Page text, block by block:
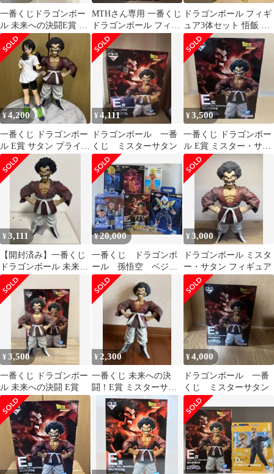
一番くじドラゴンボー
ル 未来への決闘E賞 ミ
スター・サタン
MASTERLISE
MTHさん専用 一番くじ
ドラゴンボール フィギ
ュア 3種セット
ドラゴンボール フィギ
ュア3体セット 悟飯 サ
タン ビーデル
¥4,200
一番くじ ドラゴンボー
ル E賞 サタン プライズ
景品 ビーデル フィギュ
ア
¥4,111
ドラゴンボール 一番
くじ ミスターサタン
¥3,500
一番くじ ドラゴンボー
ル E賞 ミスター・サタ
ン MASTERLISE
¥3,111
【開封済み】一番くじ
ドラゴンボール 未来へ
の決闘E賞ミスター・
サタン
¥20,000
一番くじ ドラゴンボ
ール 孫悟空 ベジー
タ アクリルロゴ セ
ット
¥3,000
ドラゴンボール ミスタ
ー・サタン フィギュア
¥3,500
一番くじ ドラゴンボー
ル 未来への決闘 E賞
¥ 2,300
一番くじ 未来への決
闘！E賞 ミスターサタ
ン フィギュア
¥4,000
ドラゴンボール 一番
くじ ミスターサタン